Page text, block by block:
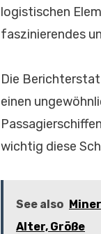
logistischen
faszinierendes
Die
einen
wichtig diese
See also
Alter, Größe